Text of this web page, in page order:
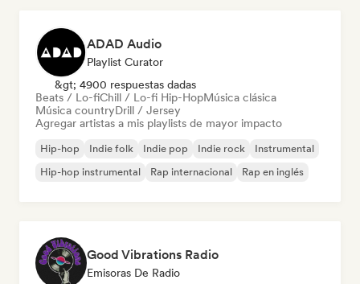
ADAD Audio
Playlist Curator
&gt; 4900 respuestas dadas
Beats / Lo-fiChill / Lo-fi Hip-HopMúsica clásica
Música countryDrill / Jersey
Agregar artistas a mis playlists de mayor impacto
Hip-hop Indie folk Indie pop Indie rock
Instrumental
Hip-hop instrumental
Rap internacional Rap en inglés
Good Vibrations Radio
Emisoras De Radio